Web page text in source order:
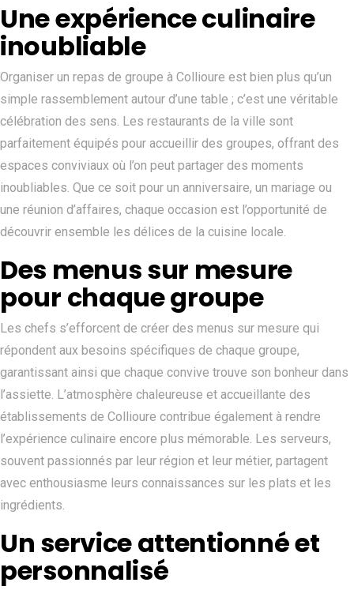
Une expérience culinaire
inoubliable
Organiser un repas de groupe à Collioure est bien plus qu’un
simple rassemblement autour d’une table ; c’est une véritable
célébration des sens. Les restaurants de la ville sont
parfaitement équipés pour accueillir des groupes, offrant des
espaces conviviaux où l’on peut partager des moments
inoubliables. Que ce soit pour un anniversaire, un mariage ou
une réunion d’affaires, chaque occasion est l’opportunité de
découvrir ensemble les délices de la cuisine locale.
Des menus sur mesure
pour chaque groupe
Les chefs s’efforcent de créer des menus sur mesure qui
répondent aux besoins spécifiques de chaque groupe,
garantissant ainsi que chaque convive trouve son bonheur dans
l’assiette. L’atmosphère chaleureuse et accueillante des
établissements de Collioure contribue également à rendre
l’expérience culinaire encore plus mémorable. Les serveurs,
souvent passionnés par leur région et leur métier, partagent
avec enthousiasme leurs connaissances sur les plats et les
ingrédients.
Un service attentionné et
personnalisé